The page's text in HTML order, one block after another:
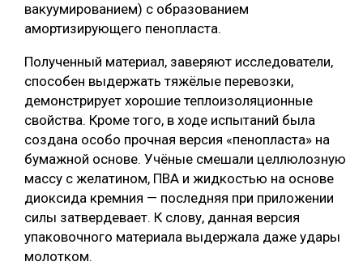
вакуумированием) с образованием
амортизирующего пенопласта.
Полученный материал, заверяют исследователи,
способен выдержать тяжёлые перевозки,
демонстрирует хорошие теплоизоляционные
свойства. Кроме того, в ходе испытаний была
создана особо прочная версия «пенопласта» на
бумажной основе. Учёные смешали целлюлозную
массу с желатином, ПВА и жидкостью на основе
диоксида кремния — последняя при приложении
силы затвердевает. К слову, данная версия
упаковочного материала выдержала даже удары
молотком.